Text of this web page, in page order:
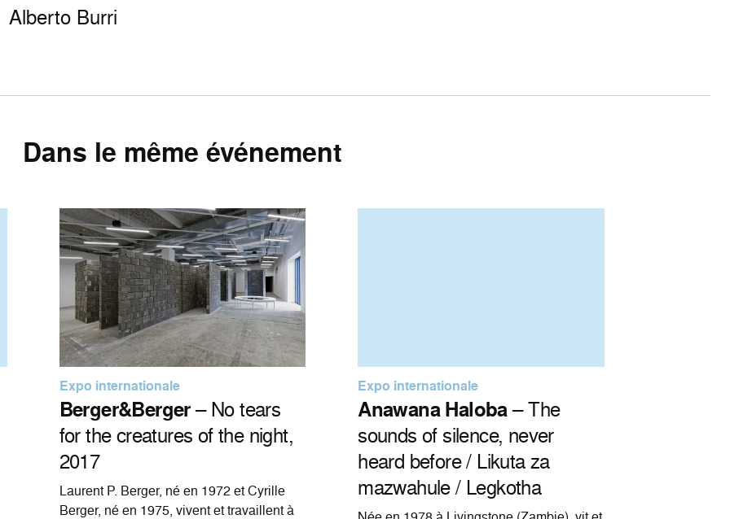
Alberto Burri
Dans le même événement
Expo internationale
Berger&Berger– No tears
for the creatures of the night,
2017
Laurent P. Berger, né en 1972 et Cyrille
Berger, né en 1975, vivent et travaillent à
Expo internationale
Anawana Haloba– The
sounds of silence, never
heard before / Likuta za
mazwahule / Legkotha